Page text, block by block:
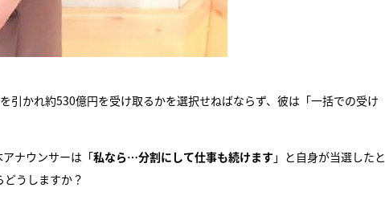
引かれ約530億円を受け取るかを選択せねばならず、彼は「一括での受け
ナウンサーは「私なら…分割にして仕事も続けます 」と自身が当選したと
うしますか？